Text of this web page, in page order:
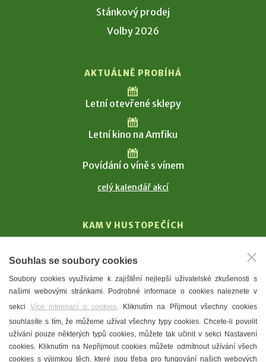
Stánkový prodej
Volby 2026
AKTUÁLNĚ PROBÍHÁ
Letní otevřené sklepy
Letní kino na Amfiku
Povídání o víně s vínem
celý kalendář akcí
KAM V HUSTOPEČÍCH
T. G. Masaryk
Mandloně
Ubytování
Restaurace
Městské muzeum a galerie
Denní meníčka
Souhlas se soubory cookies
Soubory cookies využíváme k zajištění nejlepší uživatelské zkušenosti s
našimi webovými stránkami. Podrobné informace o cookies naleznete v
sekci Více informací o cookies. Kliknutím na Přijmout všechny cookies
souhlasíte s tím, že můžeme užívat všechny typy cookies. Chcete-li povolit
užívání pouze některých typů cookies, můžete tak učinit v sekci Nastavení
cookies. Kliknutím na Nepřijmout cookies můžete odmítnout užívání všech
cookies s výjimkou těch, které jsou třeba pro fungování našich webových